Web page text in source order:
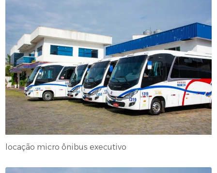
locação micro ônibus executivo